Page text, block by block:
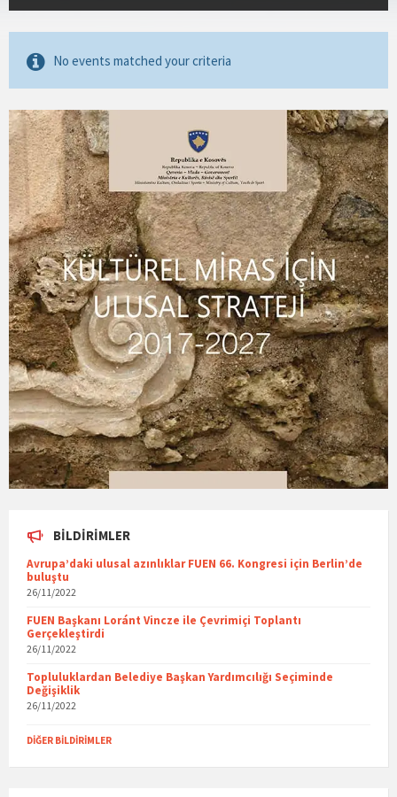
No events matched your criteria
BILDIRIMLER
Avrupa’daki ulusal azınlıklar FUEN 66. Kongresi için Berlin’de
buluştu
26/11/2022
FUEN Başkanı Loránt Vincze ile Çevrimiçi Toplantı
Gerçekleştirdi
26/11/2022
Topluluklardan Belediye Başkan Yardımcılığı Seçiminde
Değişiklik
26/11/2022
DIĞER BILDIRIMLER